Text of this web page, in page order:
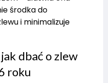
środka do
i minimalizuje
dbać o zlew
roku